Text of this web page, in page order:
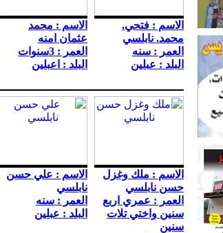
الاسم : فتحي.
محمد. نابلسي
العمر : سنه
البلد : عبلين
الاسم : محمد
عثمان امنه
العمر : 3سنوات
البلد : اعبلين
الاسم : ملك وغزل
حسن نابلسي
العمر : عمري اربع
سنين واختي تلات
سنين
الاسم : علي حسن
نابلسي
العمر : سنه
البلد : عبلين